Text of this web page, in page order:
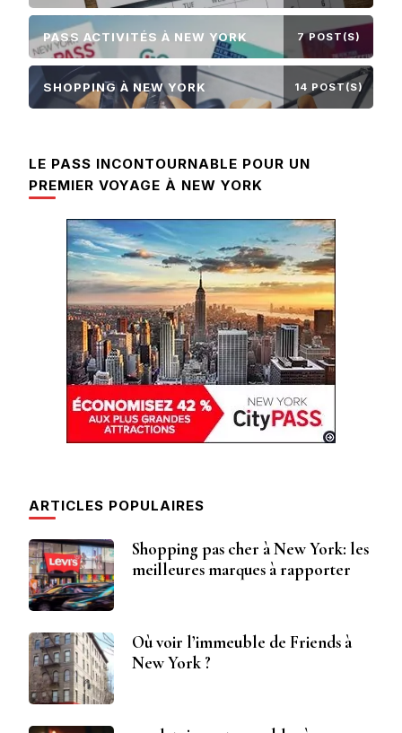
PASS ACTIVITÉS À NEW YORK 7 POST(S)
SHOPPING À NEW YORK 14 POST(S)
LE PASS INCONTOURNABLE POUR UN
PREMIER VOYAGE À NEW YORK
ARTICLES POPULAIRES
Shopping pas cher à New York: les
meilleures marques à rapporter
Où voir l’immeuble de Friends à
New York ?